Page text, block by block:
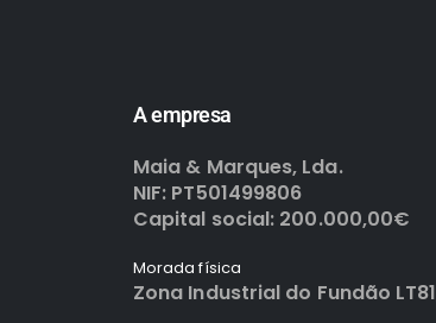
A empresa
Maia & Marques, Lda.
NIF: PT501499806
Capital social: 200.000,00€
Morada física
Zona Industrial do Fundão